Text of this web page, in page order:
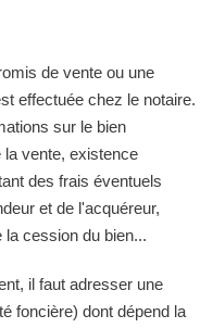
de vente ou une
effectuée chez le notaire.
sur le bien
la vente, existence
des frais éventuels
et de l'acquéreur,
cession du bien...
il faut adresser une
foncière) dont dépend la